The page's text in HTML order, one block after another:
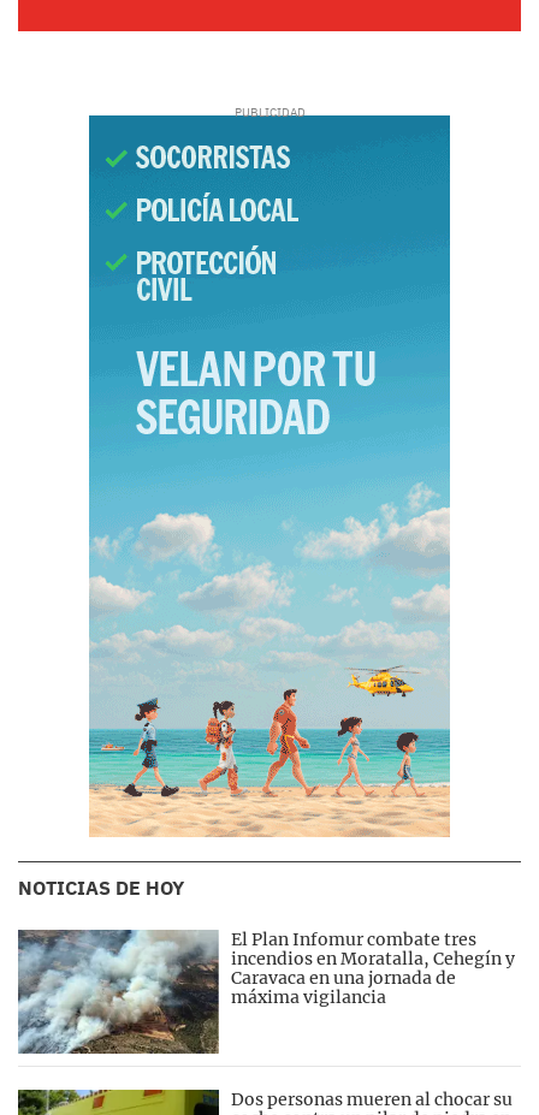
NOTICIAS DE HOY
El Plan Infomur combate tres
incendios en Moratalla, Cehegín y
Caravaca en una jornada de
máxima vigilancia
Dos personas mueren al chocar su